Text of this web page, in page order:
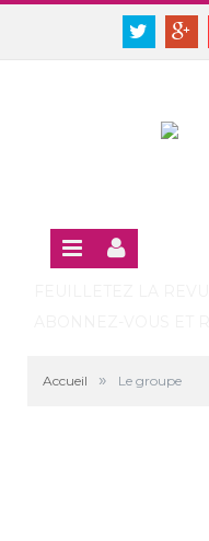
Panneau de gestion des
Twitter
SE CONNECTER
Accueil » Le groupe